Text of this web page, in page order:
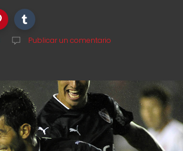
Publicar un comentario